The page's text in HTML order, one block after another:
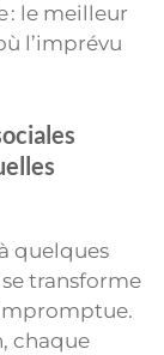
: le meilleur
l’imprévu
quelques
transforme
chaque